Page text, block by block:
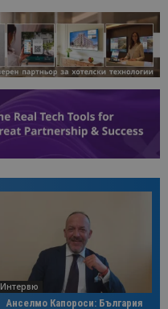
Интервю
Анселмо Капороси: България